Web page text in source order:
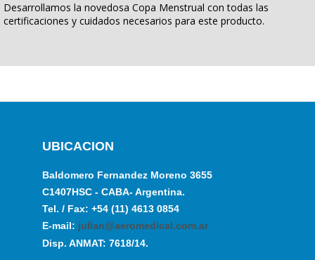
Desarrollamos la novedosa Copa Menstrual con todas las
certificaciones y cuidados necesarios para este producto.
UBICACION
Baldomero Fernandez Moreno 3655
C1407HSC - CABA- Argentina.
Tel. / Fax: +54 (11) 4613 0854
E-mail: julian@aeromedical.com.ar
Disp. ANMAT: 7618/14.